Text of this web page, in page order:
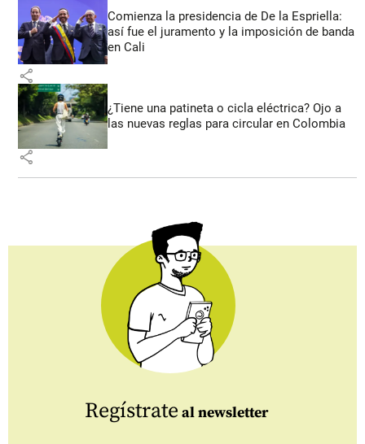
Comienza la presidencia de De la Espriella:
así fue el juramento y la imposición de banda
en Cali
share
¿Tiene una patineta o cicla eléctrica? Ojo a
las nuevas reglas para circular en Colombia
share
Regístrate al newsletter